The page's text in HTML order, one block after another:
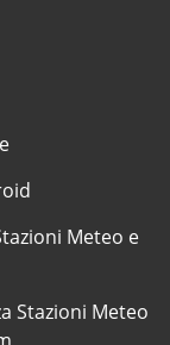
Meteo e
Stazioni Meteo